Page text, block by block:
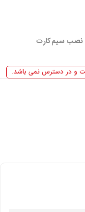
نصب سیم‌کارت
و در دسترس نمی باشد.